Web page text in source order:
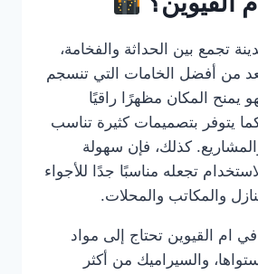
تجمع بين الحداثة والفخامة،
من أفضل الخامات التي تنسجم
يمنح المكان مظهرًا راقيًا
يتوفر بتصميمات كثيرة تناسب
كذلك، فإن سهولة
تجعله مناسبًا جدًا للأجواء
والمكاتب والمحلات.
ام القيوين تحتاج إلى مواد
والسيراميك من أكثر